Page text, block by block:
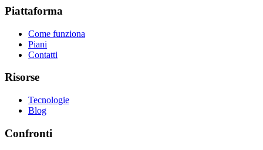
Piattaforma
Come funziona
Piani
Contatti
Risorse
Tecnologie
Blog
Confronti